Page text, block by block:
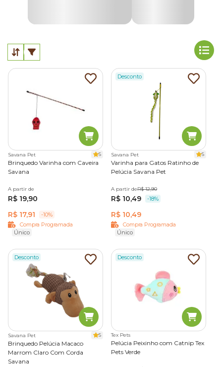
Conheça a linha completa com osmelhores brinquedos
do seu pet.
Por que brinquedos são tão importantes para gatos?
Brinquedos são essenciais porque permitem que o gato
expresse comportamentos naturais com segurança dentro
de casa. O enriquecimento ambiental torna o espaço mais
atrativo, reduz tensões e contribui para uma convivência
mais equilibrada entre gatos e humanos.
Segundo o médico-veterinário Bruno Sattelmayer (CRMV
34425), entre os principaisbenefícios dos brinquedos
para gatos
instintos de caça, exploração e perseguição.
ansiedade e comportamentos indesejados, como arranhar
móveis, vocalizar em excesso ou até fazer as necessidades
fora da caixa de areia.
Criar oportunidades de brincadeira diária ajuda a direcionar
esses comportamentos de forma saudável e divertida.
Condicionamento físico e fortalecimento muscular
Incentivar brincadeiras frequentes contribui para o
desenvolvimento do tônus muscular e auxilia na prevenção
Savana Pet 5
Brinquedo Varinha com Caveira
Savana
A partir de
R$ 19,90
R$ 17,91
-10%
Compra Programada
Único
Desconto
Savana Pet 5
Varinha para Gatos Ratinho de
Pelúcia Savana Pet
A partir deR$ 12,90
R$ 10,49 -18%
R$ 10,49
Compra Programada
Único
Desconto
Savana Pet 5
Brinquedo Pelúcia Macaco
Marrom Claro Com Corda
Savana
Desconto
Tex Pets
Pelúcia Peixinho com Catnip Tex
Pets Verde